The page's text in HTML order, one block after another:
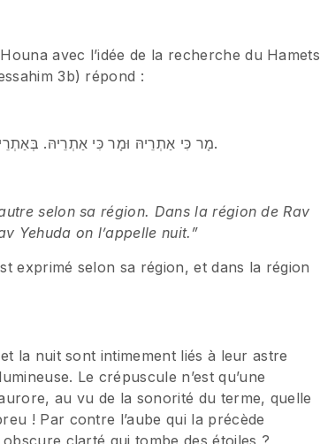
avec l’idée de la recherche du Hamets
3b) répond :
מָר כִּי אַתְרֵיהּ וּמָר כִּי אַתְרֵיהּ. בְּאַתְרֵיהּ דְּרַב הוּנָא קָרוּ ״נַגְהֵי״, וּבְאַתְרֵיהּ דְּרַב יְהוּדָה קָרוּ ״לֵילֵי״.
selon sa région. Dans la région de Rav
Yehuda on l’appelle nuit.”
exprimé selon sa région, et dans la région
la nuit sont intimement liés à leur astre
Le crépuscule n’est qu’une
au vu de la sonorité du terme, quelle
! Par contre l’aube qui la précède